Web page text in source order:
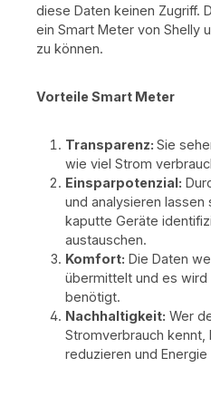
Bluetooth – volle
Speicherung und
geeignet für Innen- und
Elektroinstallation in
ZenGuard™ – Sicherheit
ZenGuard™
SolarFlow 2400 AC+
durch mehrere
darunter: Schutz
über das BMS Diese Kombination sorgt für höchste
Betriebssicherheit, lange
zuverlässigen Betrieb –
Mehr Eigenverbrauch –
SolarFlow 2400 AC+
überschüssigen
Anlage. Sobald dein
diese Daten keinen Zugriff.
ein Smart Meter von Shelly
zu können.
Vorteile Smart Meter
Transparenz: Sie
wie viel Strom
Einsparpotenzial:
und analysieren
kaputte Geräte
austauschen.
Komfort: Die Daten
übermittelt und es wird
benötigt.
Nachhaltigkeit: Wer
Stromverbrauch
reduzieren und Energie